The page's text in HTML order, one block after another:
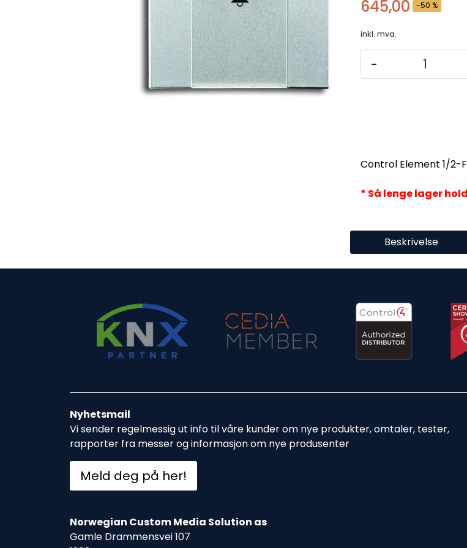
645,00 -50 %
inkl. mva.
-
Control Element 1/2-
* Så lenge lager
Beskrivelse
Nyhetsmail
Vi sender regelmessig ut info til våre kunder om nye produkter, omtaler, tester,
rapporter fra messer og informasjon om nye produsenter
Meld deg på her!
Norwegian Custom Media Solution as
Gamle Drammensvei 107